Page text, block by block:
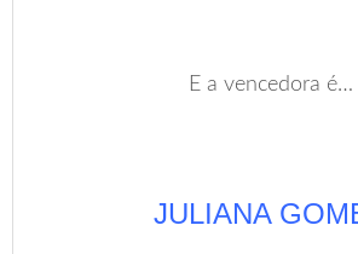
E a vencedora é…
JULIANA